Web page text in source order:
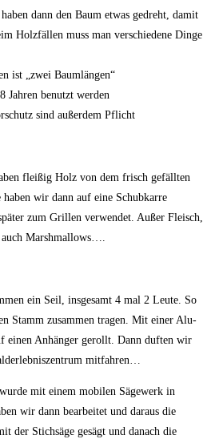
dann den Baum etwas gedreht, damit
Holzfällen muss man verschiedene Dinge
ist „zwei Baumlängen“
Jahren benutzt werden
sind außerdem Pflicht
fleißig Holz von dem frisch gefällten
wir dann auf eine Schubkarre
zum Grillen verwendet. Außer Fleisch,
auch Marshmallows….
ein Seil, insgesamt 4 mal 2 Leute. So
Stamm zusammen tragen. Mit einer Alu-
einen Anhänger gerollt. Dann duften wir
mitfahren…
mit einem mobilen Sägewerk in
wir dann bearbeitet und daraus die
der Stichsäge gesägt und danach die